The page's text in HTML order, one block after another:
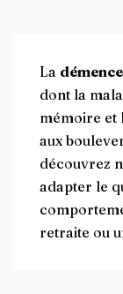
La démence
dont la
mémoire et
aux
découvrez
adapter le
retraite ou